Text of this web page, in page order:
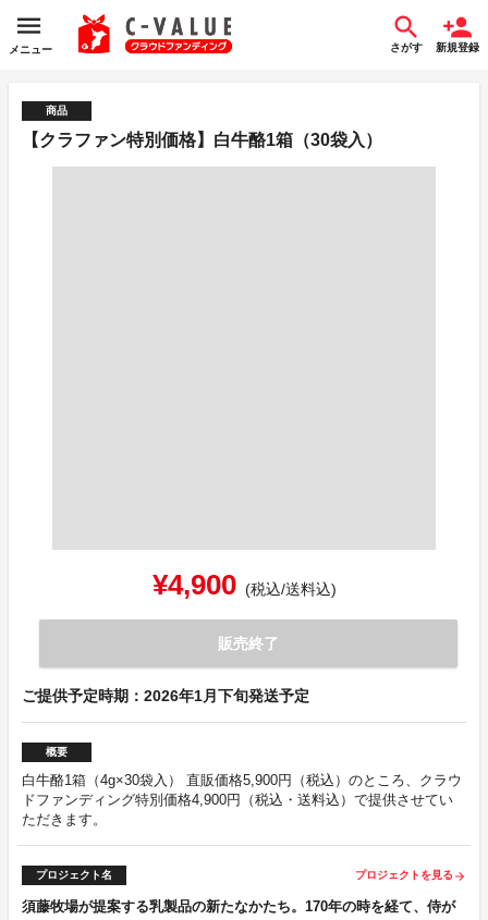
メニュー さがす 新規登録
商品
【クラファン特別価格】白牛酪1箱（30袋入）
¥4,900 (税込/送料込)
販売終了
ご提供予定時期：2026年1月下旬発送予定
概要
白牛酪1箱（4g×30袋入） 直販価格5,900円（税込）のところ、クラウ
ドファンディング特別価格4,900円（税込・送料込）で提供させてい
ただきます。
プロジェクト名 プロジェクトを見る arrow_forward
須藤牧場が提案する乳製品の新たなかたち。170年の時を経て、侍が